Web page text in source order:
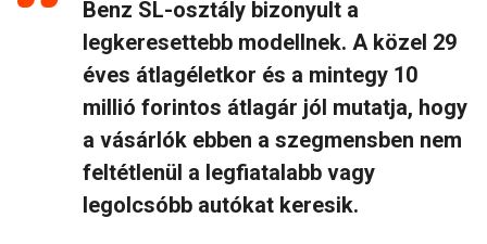
Benz SL-osztály bizonyult a
legkeresettebb modellnek. A közel 29
éves átlagéletkor és a mintegy 10
millió forintos átlagár jól mutatja, hogy
a vásárlók ebben a szegmensben nem
feltétlenül a legfiatalabb vagy
legolcsóbb autókat keresik.